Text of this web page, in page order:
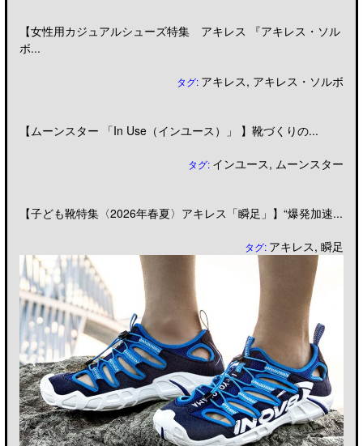
【女性用カジュアルシューズ特集 アキレス 『アキレス・ソル
ボ...
タグ: アキレス, アキレス・ソルボ
【ムーンスター 「In Use（インユース）」 】靴づくりの...
タグ: インユース, ムーンスター
【子ども靴特集〈2026年春夏〉アキレス「瞬足」】“爆発加速...
タグ: アキレス,瞬足